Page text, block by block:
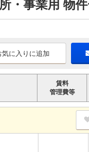
・事業用 物
気に入りに追加
賃料
管理費等